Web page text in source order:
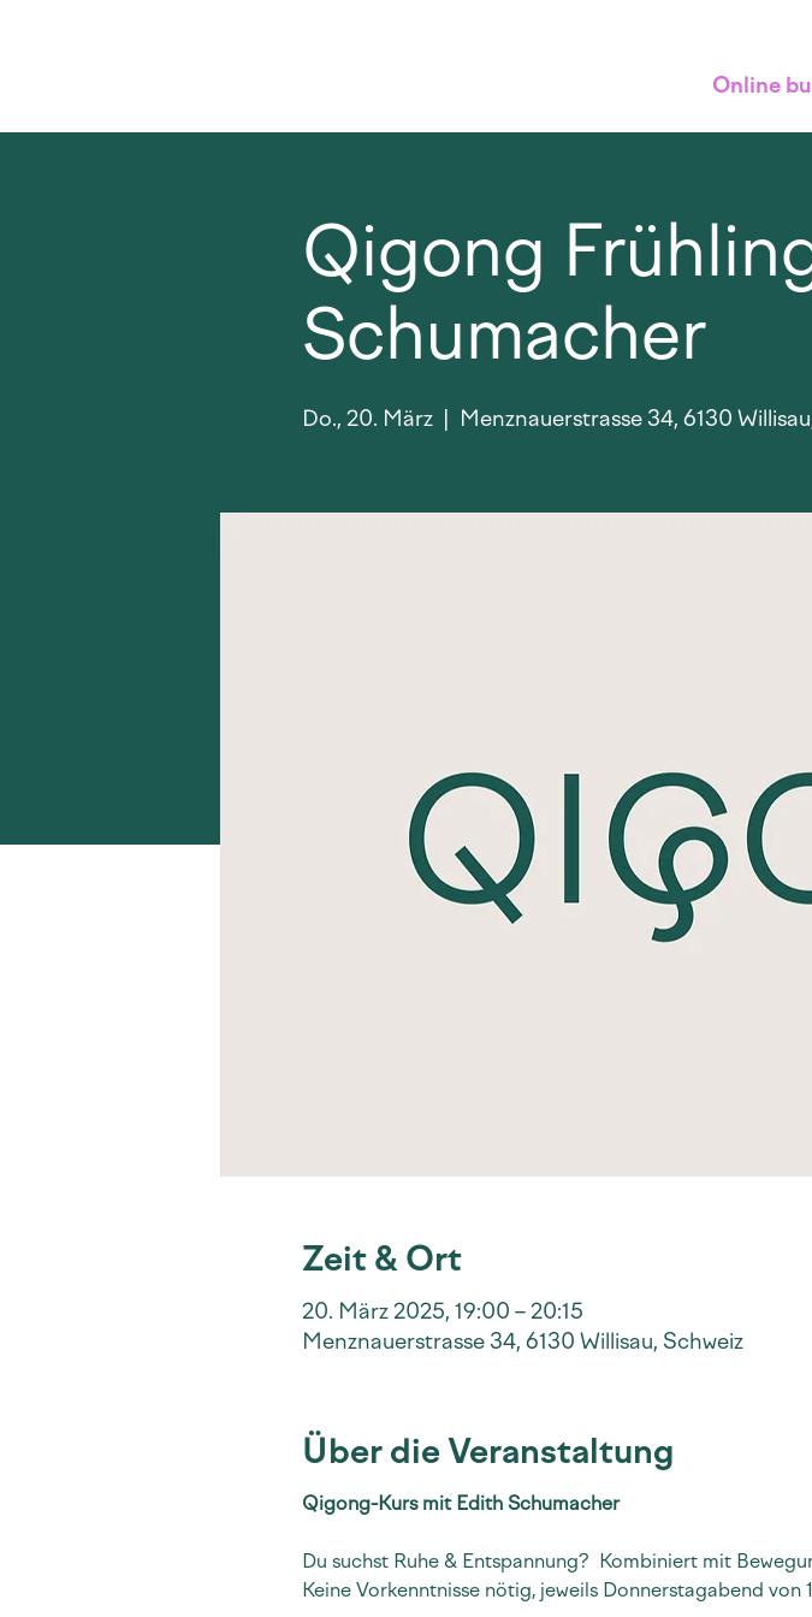
Online
Qigong
Schumacher
Do., 20. März
  |
Menznauerstrasse 34, 6130
Zeit & Ort
20. März 2025, 19:00 – 20:15
Menznauerstrasse 34, 6130 Willisau, Schweiz
Über die Veranstaltung
Qigong-Kurs mit Edith Schumacher
Du suchst Ruhe & Entspannung?  Kombiniert mit
Keine Vorkenntnisse nötig, jeweils Donnerstagabend von